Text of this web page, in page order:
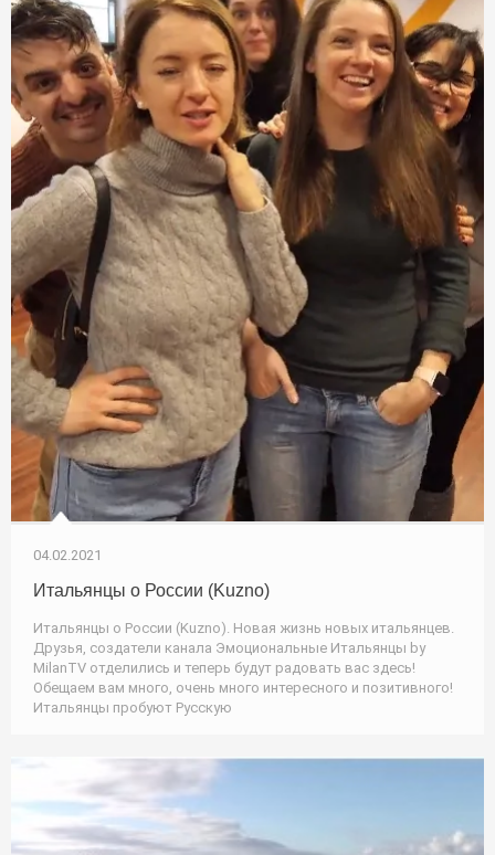
04.02.2021
Итальянцы о России (Kuzno)
Итальянцы о России (Kuzno). Новая жизнь новых итальянцев.
Друзья, создатели канала Эмоциональные Итальянцы by
MilanTV отделились и теперь будут радовать вас здесь!
Обещаем вам много, очень много интересного и позитивного!
Итальянцы пробуют Русскую